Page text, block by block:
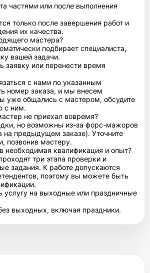
частями или после выполнения
только после завершения работ и
их качества.
мастера?
подбирает специалиста,
вашей задачи.
заявку или перенести время
с нами по указанным
номер заказа, и мы внесем
уже общались с мастером, обсудите
с ним.
не приехал вовремя?
но возможны из-за форс-мажоров
на предыдущем заказе). Уточните
позвонив мастеру.
необходимая квалификация и опыт?
три этапа проверки и
задания. К работе допускаются
поэтому вы можете быть
услугу на выходные или праздничные
выходных, включая праздники.